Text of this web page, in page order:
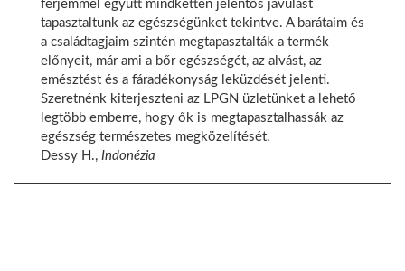
férjemmel együtt mindketten jelentős javulást
tapasztaltunk az egészségünket tekintve. A barátaim és
a családtagjaim szintén megtapasztalták a termék
előnyeit, már ami a bőr egészségét, az alvást, az
emésztést és a fáradékonyság leküzdését jelenti.
Szeretnénk kiterjeszteni az LPGN üzletünket a lehető
legtöbb emberre, hogy ők is megtapasztalhassák az
egészség természetes megközelítését.
Dessy H., Indonézia